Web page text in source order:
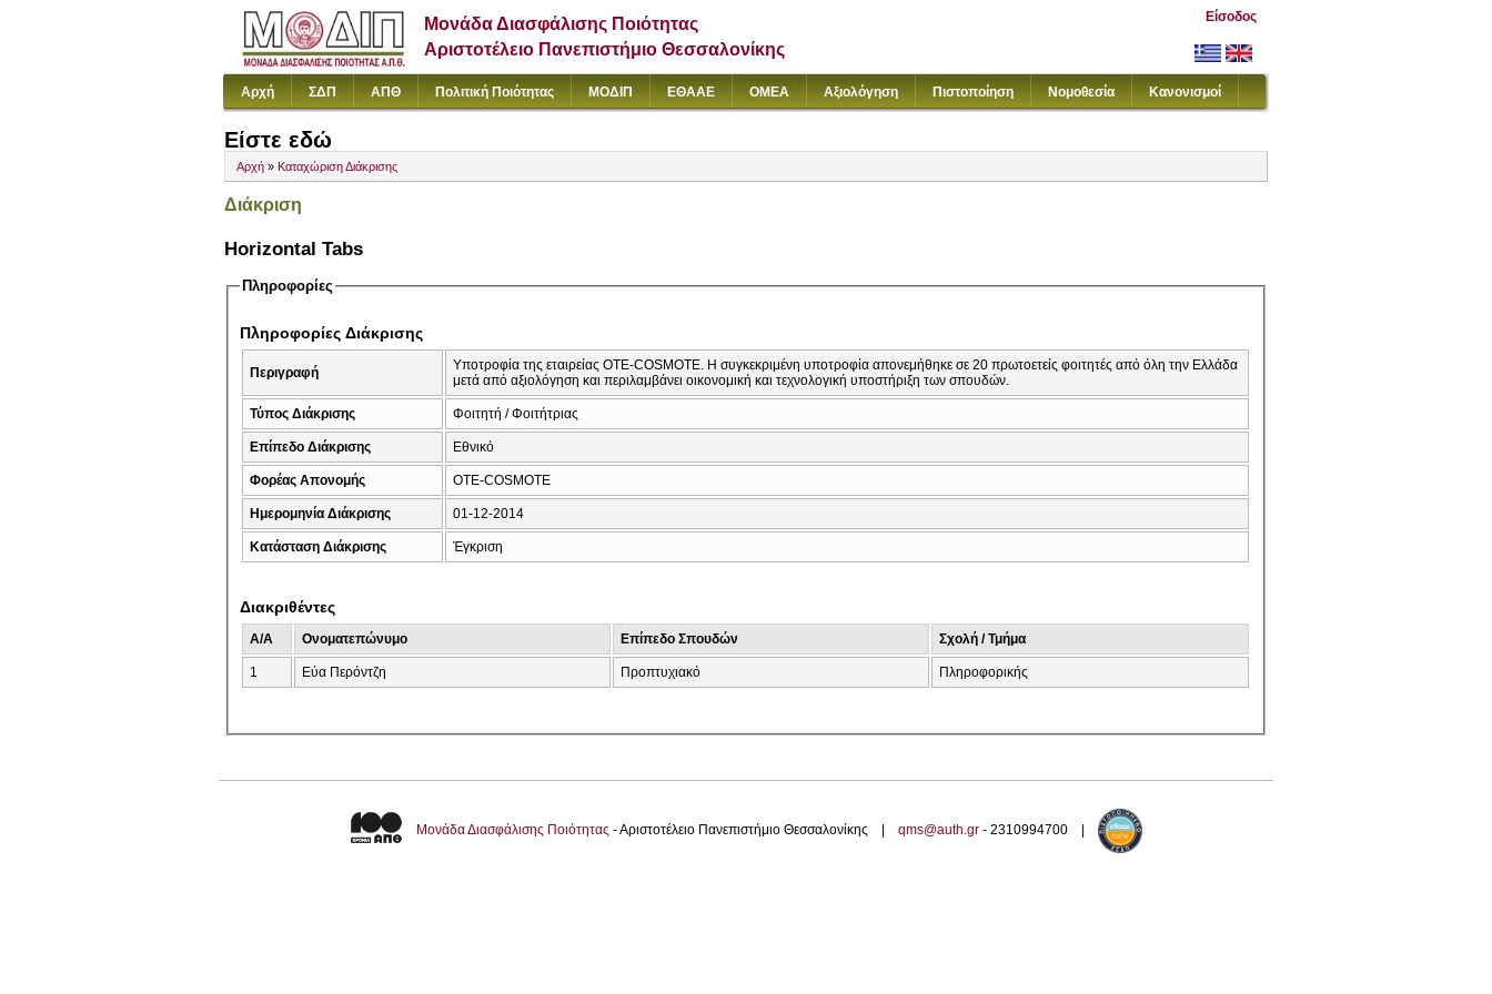
Μονάδα Διασφάλισης Ποιότητας
Αριστοτέλειο Πανεπιστήμιο Θεσσαλονίκης
Είσοδος
Αρχή ΣΔΠ ΑΠΘ Πολιτική Ποιότητας ΜΟΔΙΠ ΕΘΑΑΕ ΟΜΕΑ Αξιολόγηση Πιστοποίηση Νομοθεσία Κανονισμοί
Είστε εδώ
Αρχή » Καταχώριση Διάκρισης
Διάκριση
Horizontal Tabs
Πληροφορίες
Πληροφορίες Διάκρισης
Περιγραφή
Υποτροφία της εταιρείας ΟΤΕ-COSMOTE. Η συγκεκριμένη υποτροφία απονεμήθηκε σε 20 πρωτοετείς φοιτητές από όλη την Ελλάδα
μετά από αξιολόγηση και περιλαμβάνει οικονομική και τεχνολογική υποστήριξη των σπουδών.
Τύπος Διάκρισης Φοιτητή / Φοιτήτριας
Επίπεδο Διάκρισης Εθνικό
Φορέας Απονομής OTE-COSMOTE
Ημερομηνία Διάκρισης 01-12-2014
Κατάσταση Διάκρισης Έγκριση
Διακριθέντες
A/A Ονοματεπώνυμο Επίπεδο Σπουδών Σχολή / Τμήμα
1 Εύα Περόντζη Προπτυχιακό Πληροφορικής
Μονάδα Διασφάλισης Ποιότητας - Αριστοτέλειο Πανεπιστήμιο Θεσσαλονίκης | qms@auth.gr - 2310994700 |